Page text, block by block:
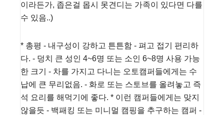
이라든가, 좁은걸 몹시 못견디는 가족이 있다면 다를
수 있음..)
* 총평 - 내구성이 강하고 튼튼함 - 펴고 접기 편리하
다. - 덩치 큰 성인 4~6명 또는 소인 6~8명 사용 가능
한 크기 - 차를 가지고 다니는 오토캠퍼들에게는 수
납에 큰 무리없음. - 화로 또는 스토브를 올려놓고 즉
석 요리를 해먹기에 좋다. * 이런 캠퍼들에게는 맞지
않을듯 - 백패킹 또는 미니멀 캠핑을 추구하는 캠퍼 -